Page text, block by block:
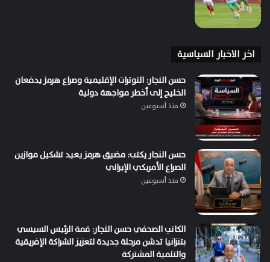
اخر الاخبار السياسية
حسن النجار: التوترات الإقليمية وصراع هرمز يدفعان
الخليج إلى أخطر مواجهة دولية
منذ أسبوعين
حسن النجار يكتب: مضيق هرمز يعيد تشكيل موازين
الصراع الأمريكي الإيراني
منذ أسبوعين
الكاتب الصحفي حسن النجار: قمة الرئيس السيسي
بتنزانيا تدشن مرحلة جديدة لتعزيز الشراكة الإفريقية
والتنمية المشتركة